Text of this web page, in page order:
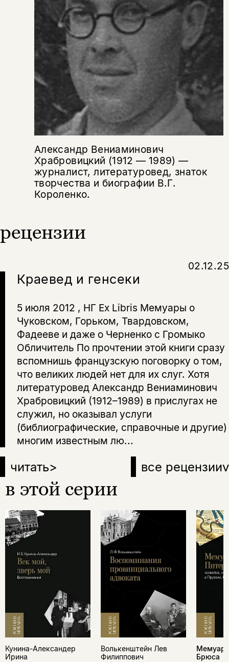
Александр Вениаминович
Храбровицкий (1912 — 1989) —
журналист, литературовед, знаток
творчества и биографии В.Г.
Короленко.
рецензии
Краевед и генсеки
02.12.25
5 июля 2012 , НГ Ex Libris Мемуары о
Чуковском, Горьком, Твардовском,
Фадееве и даже о Черненко с Громыко
Обличитель По прочтении этой книги сразу
вспомнишь французскую поговорку о том,
что великих людей нет для их слуг. Хотя
литературовед Александр Вениаминович
Храбровицкий (1912–1989) в прислугах не
служил, но оказывал услуги
(библиографические, справочные и другие)
многим известным лю...
читать> все рецензииv
в этой серии
Кунина-Александер
Ирина
Волькенштейн Лев
Филиппович
Брюса
Поделиться
Копировать
ссылку
Вконтакте Телеграм
Я соглашаюсь сПолитикой конфиденциальности
подписаться
подписаться
да
нет, вернуться назад